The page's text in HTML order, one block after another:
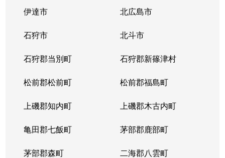
北４６条東
栄町(札幌)
東苗穂５条
元町(札幌)
伏古４条
環状通東
本町２条
環状通東
伊達市 北広島市
石狩市 北斗市
石狩郡当別町 石狩郡新篠津村
松前郡松前町 松前郡福島町
上磯郡知内町 上磯郡木古内町
亀田郡七飯町 茅部郡鹿部町
茅部郡森町 二海郡八雲町